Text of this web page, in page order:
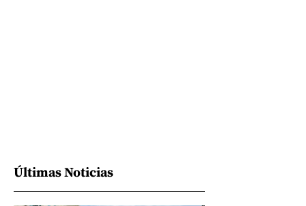
Últimas Noticias